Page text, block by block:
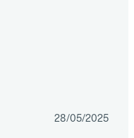
28/05/2025